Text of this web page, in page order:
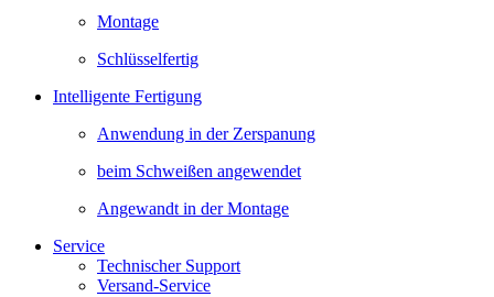
Montage
Schlüsselfertig
Intelligente Fertigung
Anwendung in der Zerspanung
beim Schweißen angewendet
Angewandt in der Montage
Service
Technischer Support
Versand-Service